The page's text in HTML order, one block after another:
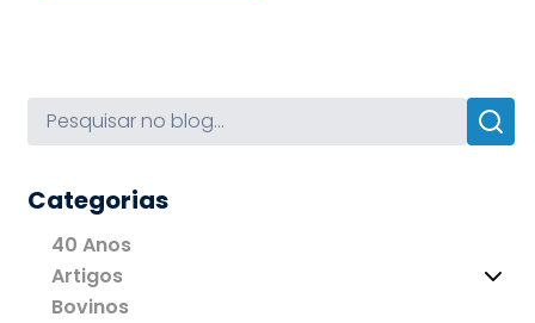
Categorias
40 Anos
Artigos
Bovinos